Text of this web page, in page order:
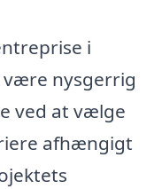
i
nysgerrig
ved at vælge
afhængigt